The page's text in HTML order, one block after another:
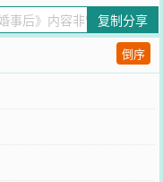
，你想和离再嫁？还是等
檀与其击掌盟约，坐等丧
娃开始打酱油。薛泗云频
了多久，你且再多忍
虎穴，相信过不了多
来年春狩上，世子风光
猎到的雪狐送与妻子作
复制分享
倒序